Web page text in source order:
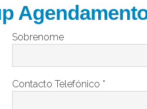
Sobrenome
Contacto Telefónico *